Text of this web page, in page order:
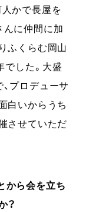
かで長屋を
んに仲間に加
ふくらむ岡山
した。大盛
プロデューサ
白いからうち
させていただ
ら会を立ち
？